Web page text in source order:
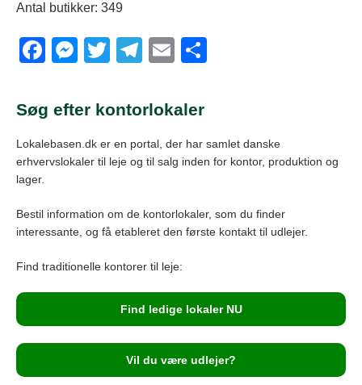
Antal butikker: 349
F
c
e
b
o
k
M
ss
n
er
T
tt
T
e
a
E
ail
Søg efter kontorlokaler
Lokalebasen.dk er en portal, der har samlet danske
erhvervslokaler til leje og til salg inden for kontor, produktion og
lager.
Bestil information om de kontorlokaler, som du finder
interessante, og få etableret den første kontakt til udlejer.
Find traditionelle kontorer til leje:
Find ledige lokaler NU
Vil du være udlejer?